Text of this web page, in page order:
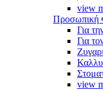
view
Προσωπική
Για
Για
view